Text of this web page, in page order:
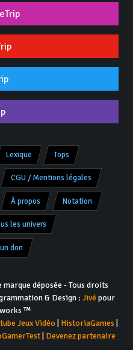
Lexique Tops
CGU / Mentions légales
À propos Notation
les univers
don
déposée - Tous droits
& Design : Jivépour
™
Jeux Vidéo| HistoriaGames
| Devenez partenaire